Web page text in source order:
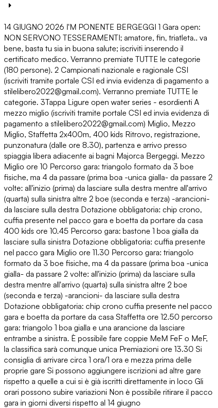
14 GIUGNO 2026 I'M PONENTE BERGEGGI 1 Gara open:
NON SERVONO TESSERAMENTI; amatore, fin, triatleta.. va
bene, basta tu sia in buona salute; iscriviti inserendo il
certificato medico. Verranno premiate TUTTE le categorie
(180 persone). 2 Campionati nazionale e ragionale CSI
(iscriviti tramite portale CSI ed invia evidenza di pagamento a
stilelibero2022@gmail.com). Verranno premiate TUTTE le
categorie. 3Tappa Ligure open water series - esordienti A
mezzo miglio (iscriviti tramite portale CSI ed invia evidenza di
pagamento a stilelibero2022@gmail.com) Miglio, Mezzo
Miglio, Staffetta 2x400m, 400 kids Ritrovo, registrazione,
punzonatura (dalle ore 8.30), partenza e arrivo presso
spiaggia libera adiacente ai bagni Majorca Bergeggi. Mezzo
Miglio ore 10 Percorso gara: triangolo formato da 3 boe
fisiche, ma 4 da passare (prima boa -unica gialla- da passare 2
volte: all'inizio (prima) da lasciare sulla destra mentre all'arrivo
(quarta) sulla sinistra altre 2 boe (seconda e terza) -arancioni-
da lasciare sulla destra Dotazione obbligatoria: chip crono,
cuffia presente nel pacco gara e boetta da portare da casa
400 kids ore 10.45 Percorso gara: bastone 1 boa gialla da
lasciare sulla sinistra Dotazione obbligatoria: cuffia presente
nel pacco gara Miglio ore 11.30 Percorso gara: triangolo
formato da 3 boe fisiche, ma 4 da passare (prima boa -unica
gialla- da passare 2 volte: all'inizio (prima) da lasciare sulla
destra mentre all'arrivo (quarta) sulla sinistra altre 2 boe
(seconda e terza) -arancioni- da lasciare sulla destra
Dotazione obbligatoria: chip crono cuffia presente nel pacco
gara e boetta da portare da casa Staffetta ore 12.50 percorso
gara: triangolo 1 boa gialla e una arancione da lasciare
entrambe a sinistra. È possibile fare coppie MeM FeF o MeF,
la classifica sarà comunque unica Premiazioni ore 13.30 Si
consiglia di arrivare circa 1 ora/1 ora e mezza prima delle
proprie gare Si possono aggiungere iscrizioni ad altre gare
rispetto a quelle a cui si è già iscritti direttamente in loco Gli
orari possono subire variazioni Non è possibile ritirare il pacco
gara in giorni diversi rispetto al 14 giugno